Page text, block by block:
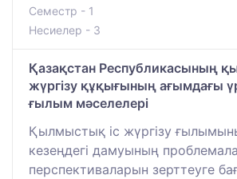
Семестр - 1
Несиелер - 3
Қазақстан Республикасының
жүргізу құқығының ағымдағы
ғылым мәселелері
Қылмыстық іс жүргізу
кезеңдегі дамуының
перспективаларын зерттеуге